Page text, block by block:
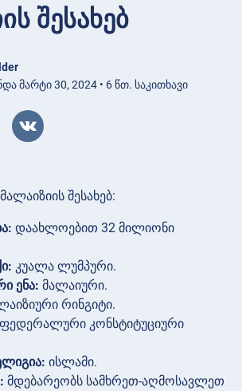
შესახებ
მარტი 30, 2024 • 6 წთ. საკითხავი
შესახებ:
დაახლოებით 32 მილიონი
კუალა ლუმპური.
ენა: მალაიური.
რინგიტი.
ფედერალური კონსტიტუციური
ისლამი.
მდებარეობს სამხრეთ-აღმოსავლეთ